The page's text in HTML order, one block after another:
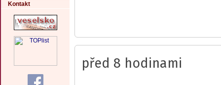
Kontakt
před 8 hodinami